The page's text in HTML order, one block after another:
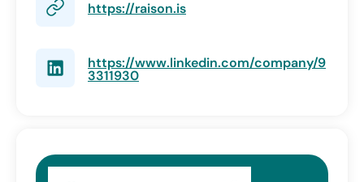
https://raison.is
https://www.linkedin.com/company/9
3311930